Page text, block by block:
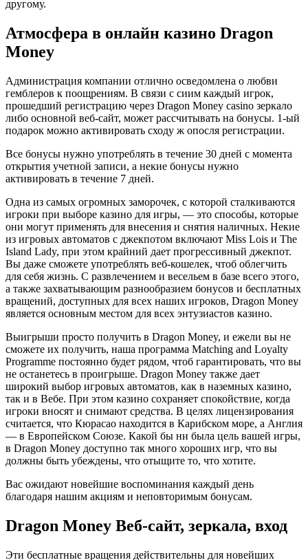
другому.
Атмосфера в онлайн казино Dragon
Money
Администрация компании отлично осведомлена о любви
гемблеров к поощрениям. В связи с сиим каждый игрок,
прошедший регистрацию через Dragon Money casino зеркало
либо основной веб-сайт, может рассчитывать на бонусы. 1-ый
подарок можно активировать сходу ж опосля регистрации.
Все бонусы нужно употреблять в течение 30 дней с момента
открытия учетной записи, а некие бонусы нужно
активировать в течение 7 дней.
Одна из самых огромных заморочек, с которой сталкиваются
игроки при выборе казино для игры, — это способы, которые
они могут применять для внесения и снятия наличных. Некие
из игровых автоматов с джекпотом включают Miss Lois и The
Island Lady, при этом крайний дает прогрессивный джекпот.
Вы даже сможете употреблять веб-кошелек, чтоб облегчить
для себя жизнь. С развлечением и весельем в базе всего этого,
а также захватывающим разнообразием бонусов и бесплатных
вращений, доступных для всех наших игроков, Dragon Money
является основным местом для всех энтузиастов казино.
Выигрыши просто получить в Dragon Money, и ежели вы не
сможете их получить, наша программа Matching and Loyalty
Programme постоянно будет рядом, чтоб гарантировать, что вы
не останетесь в проигрыше. Dragon Money также дает
широкий выбор игровых автоматов, как в наземных казино,
так и в Вебе. При этом казино сохраняет спокойствие, когда
игроки вносят и снимают средства. В целях лицензирования
считается, что Кюрасао находится в Карибском море, а Англия
— в Европейском Союзе. Какой бы ни была цель вашей игры,
в Dragon Money доступно так много хороших игр, что вы
должны быть убеждены, что отыщите то, что хотите.
Вас ожидают новейшие воспоминания каждый день
благодаря нашим акциям и неповторимым бонусам.
Dragon Money Веб-сайт, зеркала, вход
Эти бесплатные вращения действительны для новейших